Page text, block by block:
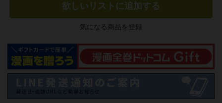
欲しいリストに追加する
気になる商品を登録